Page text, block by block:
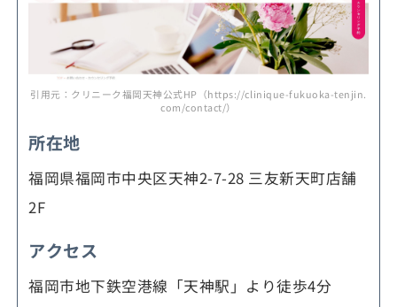
引用元：クリニーク福岡天神公式HP（https://clinique-fukuoka-tenjin.
com/contact/）
所在地
福岡県福岡市中央区天神2-7-28 三友新天町店舗
2F
アクセス
福岡市地下鉄空港線「天神駅」より徒歩4分